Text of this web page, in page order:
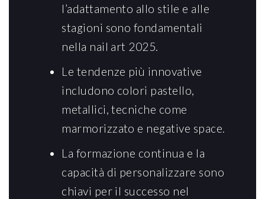
l’adattamento allo stile e alle
stagioni sono fondamentali
nella nail art 2025.
Le tendenze più innovative
includono colori pastello,
metallici, tecniche come
marmorizzato e negative space.
La formazione continua e la
capacità di personalizzare sono
chiavi per il successo nel